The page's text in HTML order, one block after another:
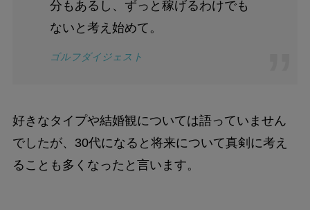
分もあるし、ずっと稼げるわけでも
ないと考え始めて。
ゴルフダイジェスト
好きなタイプや結婚観については語っていません
でしたが、30代になると将来について真剣に考え
ることも多くなったと言います。